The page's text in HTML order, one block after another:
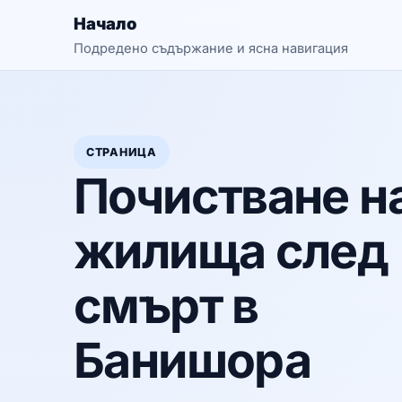
Начало
Подредено съдържание и ясна навигация
СТРАНИЦА
Почистване
жилища след
смърт в
Банишора